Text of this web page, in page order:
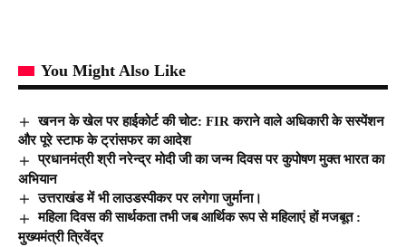
You Might Also Like
खनन के खेल पर हाईकोर्ट की चोट: FIR कराने वाले अधिकारी के सस्पेंशन
और पूरे स्टाफ के ट्रांसफर का आदेश
प्रधानमंत्री श्री नरेन्द्र मोदी जी का जन्म दिवस पर कुपोषण मुक्त भारत का
अभियान
उत्तराखंड में भी लाउडस्पीकर पर लगेगा जुर्माना।
महिला दिवस की सार्थकता तभी जब आर्थिक रूप से महिलाएं हों मजबूत :
मुख्यमंत्री त्रिवेंद्र